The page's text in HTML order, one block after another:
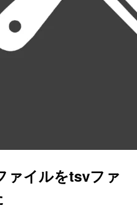
イルをtsvファ